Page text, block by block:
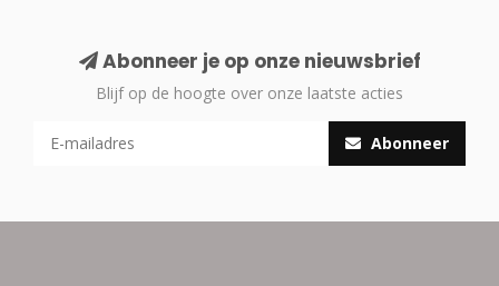
Abonneer je op onze nieuwsbrief
Blijf op de hoogte over onze laatste acties
Abonneer